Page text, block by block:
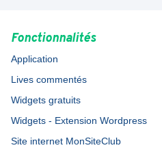
Fonctionnalités
Application
Lives commentés
Widgets gratuits
Widgets - Extension Wordpress
Site internet MonSiteClub